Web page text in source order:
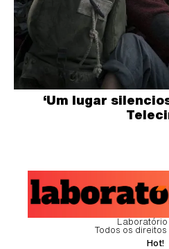
‘Um lugar
Laboratório
Todos os
Hot!